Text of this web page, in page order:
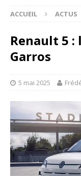
ACCUEIL ACTUS
Renault 5 :
Garros
5 mai 2025